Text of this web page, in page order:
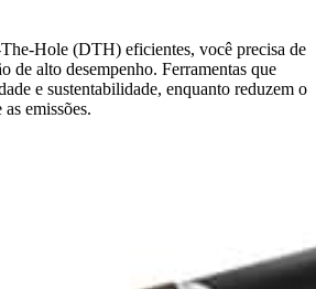
Hole (DTH) eficientes, você precisa de
de alto desempenho. Ferramentas que
e sustentabilidade, enquanto reduzem o
emissões.